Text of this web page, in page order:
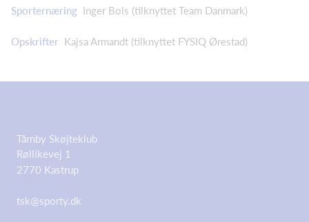
Sporternæring Inger Bols (tilknyttet Team Danmark)
Opskrifter Kajsa Armandt (tilknyttet FYSIQ Ørestad)
Tårnby Skøjteklub
Røllikevej 1
2770 Kastrup
tsk@sporty.dk